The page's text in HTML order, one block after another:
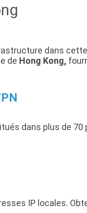
dans
de Hong Kong,
dans plus de
IP locales.